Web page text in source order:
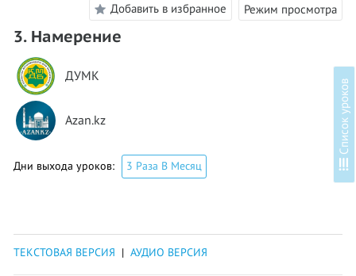
Добавить в избранное Режим просмотра
3. Намерение
ДУМК
Azan.kz
Дни выхода уроков: 3 Раза В Месяц
в
ТЕКСТОВАЯ ВЕРСИЯ | АУДИО ВЕРСИЯ